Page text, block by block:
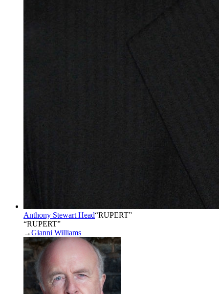
Anthony Stewart Head“RUPERT”
“RUPERT”
→Gianni Williams